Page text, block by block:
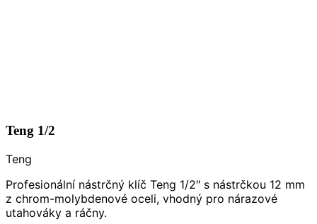
Teng 1/2
Teng
Profesionální nástrčný klíč Teng 1/2″ s nástrčkou 12 mm
z chrom-molybdenové oceli, vhodný pro nárazové
utahováky a ráčny.